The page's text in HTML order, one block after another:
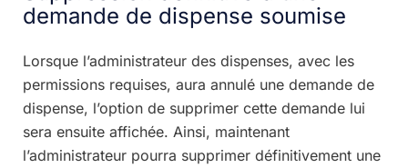
demande de dispense soumise
Lorsque l’administrateur des dispenses, avec les
permissions requises, aura annulé une demande de
dispense, l’option de supprimer cette demande lui
sera ensuite affichée. Ainsi, maintenant
l’administrateur pourra supprimer définitivement une